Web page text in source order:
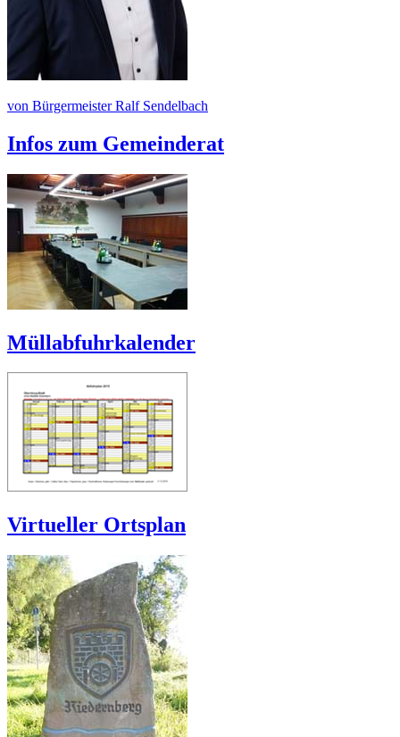
von Bürgermeister Ralf Sendelbach
Infos zum Gemeinderat
Müllabfuhrkalender
Virtueller Ortsplan